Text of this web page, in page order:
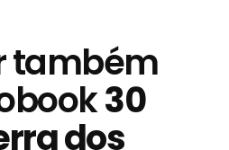
também
30
dos